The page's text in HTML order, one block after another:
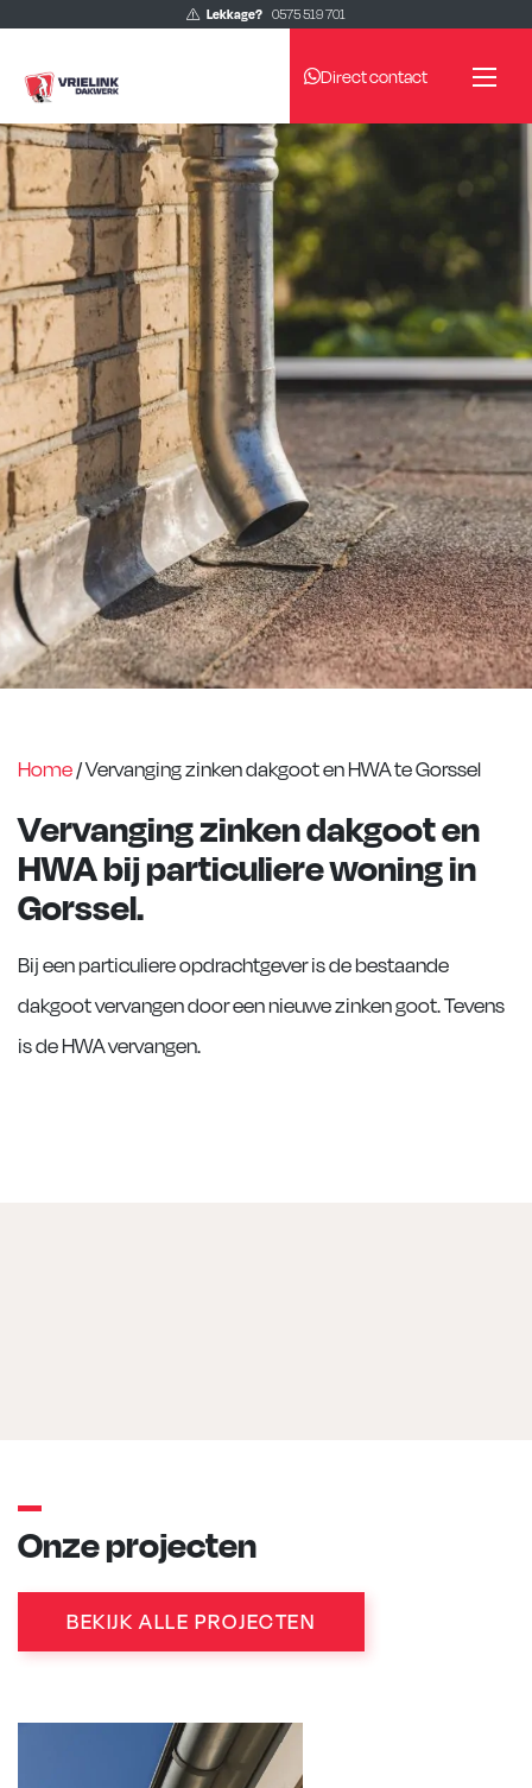
Lekkage? 0575 519 701
Direct contact
Home/Vervanging zinken dakgoot en HWA te Gorssel
Vervanging zinken dakgoot en
HWA bij particuliere woning in
Gorssel.
Bij een particuliere opdrachtgever is de bestaande
dakgoot vervangen door een nieuwe zinken goot. Tevens
is de HWA vervangen.
Onze projecten
BEKIJK ALLE PROJECTEN